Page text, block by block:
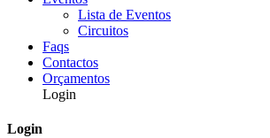
Lista de Eventos
Circuitos
Faqs
Contactos
Orçamentos
Login
Login